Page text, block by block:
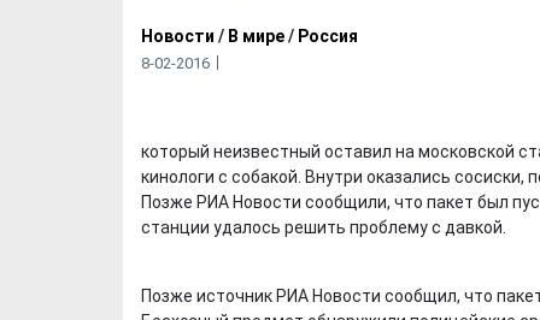
Новости / В мире/ Россия
8-02-2016
который неизвестный оставил на московской
кинологи с собакой. Внутри оказались сосиски,
Позже РИА Новости сообщили, что пакет был
станции удалось решить проблему с давкой.
Позже источник РИА Новости сообщил, что